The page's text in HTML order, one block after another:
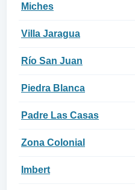
Miches
Villa Jaragua
Río San Juan
Piedra Blanca
Padre Las Casas
Zona Colonial
Imbert